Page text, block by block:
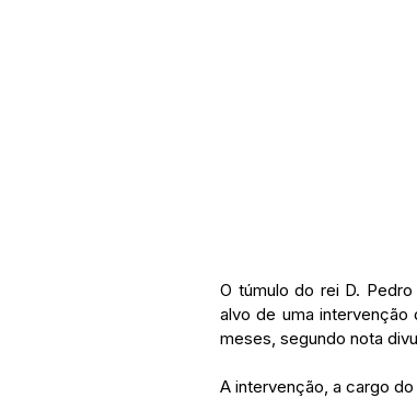
O túmulo do rei D.
alvo de uma
meses, segundo nota
A intervenção, a cargo